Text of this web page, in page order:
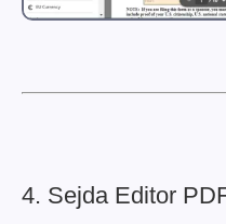
4. Sejda Editor